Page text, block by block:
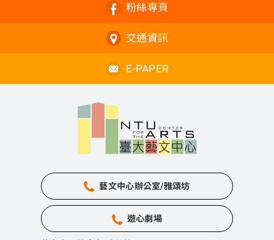
粉絲專頁
交通資訊
E-PAPER
藝文中心辦公室/雅頌坊
遊心劇場